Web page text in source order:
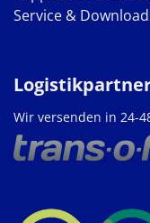
Service &
Wir versenden in 24-